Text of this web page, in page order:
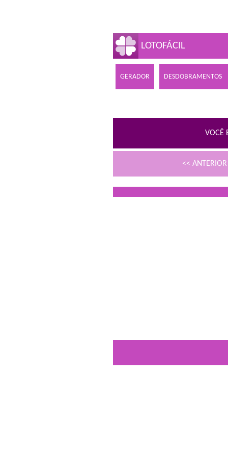
LOTOFÁCIL
GERADOR DESDOBRAMENTOS
VOCÊ
<<